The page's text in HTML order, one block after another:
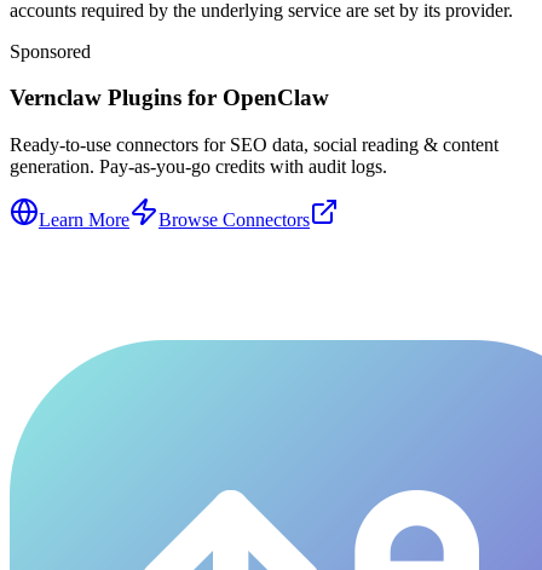
accounts required by the underlying service are set by its provider.
Sponsored
Vernclaw Plugins for OpenClaw
Ready-to-use connectors for SEO data, social reading & content
generation. Pay-as-you-go credits with audit logs.
Learn More Browse Connectors